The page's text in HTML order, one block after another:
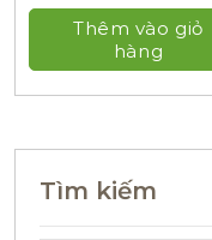
Thêm vào giỏ
hàng
Tìm kiếm